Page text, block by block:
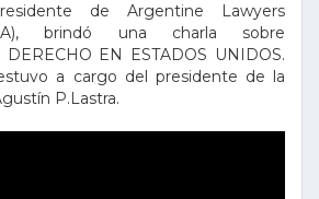
de Argentine Lawyers
brindó una charla sobre
DERECHO EN ESTADOS UNIDOS.
a cargo del presidente de la
P.Lastra.